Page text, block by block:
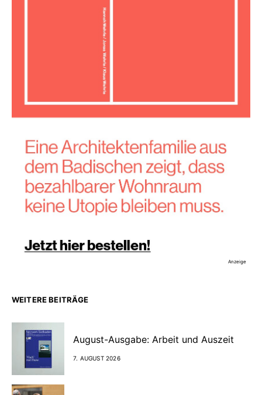
Anzeige
WEITERE BEITRÄGE
August-Ausgabe: Arbeit und Auszeit
7. AUGUST 2026